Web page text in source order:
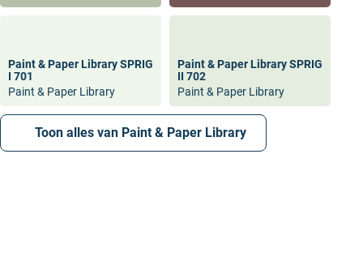
Paint & Paper Library SPRIG
I 701
Paint & Paper Library
Paint & Paper Library SPRIG
II 702
Paint & Paper Library
Toon alles van Paint & Paper Library